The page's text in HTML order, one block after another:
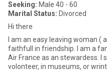
Seeking: Male 40 - 60
Marital Status: Divorced
Hi there
I am an easy leaving woman (
faithfull in friendship. I am a
Air France as an stewardess. I spend most of my time now as a
volonteer, in museums, or